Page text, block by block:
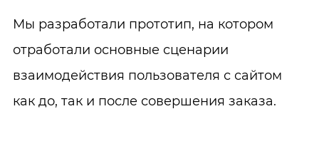
Мы разработали прототип, на котором
отработали основные сценарии
взаимодействия пользователя с сайтом
как до, так и после совершения заказа.